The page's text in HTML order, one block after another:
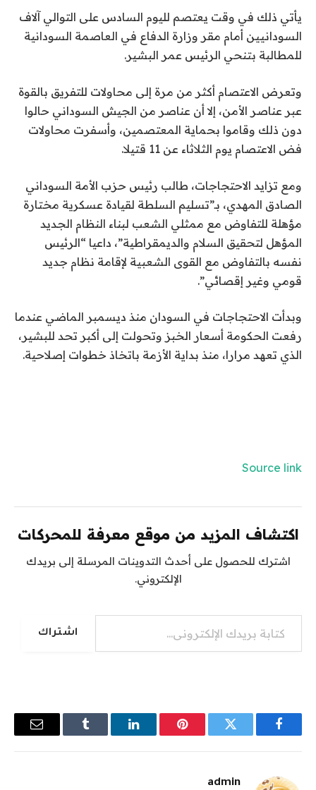
يأتي ذلك في وقت يعتصم لليوم السادس على التوالي آلاف
السودانيين أمام مقر وزارة الدفاع في العاصمة السودانية
للمطالبة بتنحي الرئيس عمر البشير.
وتعرض الاعتصام أكثر من مرة إلى محاولات للتفريق بالقوة
عبر عناصر الأمن، إلا أن عناصر من الجيش السوداني حالوا
دون ذلك وقاموا بحماية المعتصمين، وأسفرت محاولات
فض الاعتصام يوم الثلاثاء عن 11 قتيلا.
ومع تزايد الاحتجاجات، طالب رئيس حزب الأمة السوداني
الصادق المهدي، بـ”تسليم السلطة لقيادة عسكرية مختارة
مؤهلة للتفاوض مع ممثلي الشعب لبناء النظام الجديد
المؤهل لتحقيق السلام والديمقراطية”، داعيا “الرئيس
نفسه بالتفاوض مع القوى الشعبية لإقامة نظام جديد
قومي وغير إقصائي”.
وبدأت الاحتجاجات في السودان منذ ديسمبر الماضي عندما
رفعت الحكومة أسعار الخبز وتحولت إلى أكبر تحد للبشير،
الذي تعهد مرارا، منذ بداية الأزمة باتخاذ خطوات إصلاحية.
Source link
اكتشاف المزيد من موقع معرفة للمحركات
اشترك للحصول على أحدث التدوينات المرسلة إلى بريدك
الإلكتروني.
كتابة بريدك الإلكتروني...
اشتراك
فيسبوك تويتر بينتيريستلينكدإن Tumblr
البريد
admin